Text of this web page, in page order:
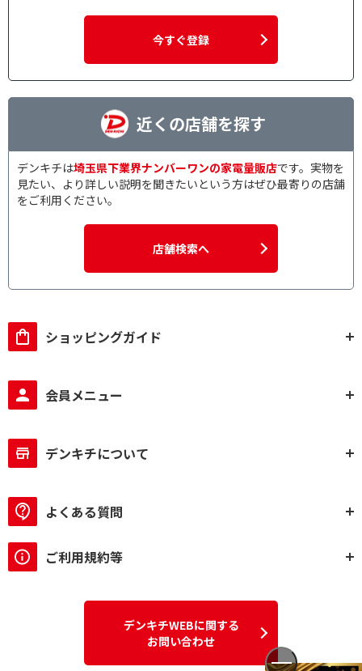
今すぐ登録
近くの店舗を探す
デンキチは埼玉県下業界ナンバーワンの家電量販店です。実物を
見たい、より詳しい説明を聞きたいという方はぜひ最寄りの店舗
をご利用ください。
店舗検索へ
ショッピングガイド
会員メニュー
デンキチについて
よくある質問
ご利用規約等
デンキチWEBに関する
お問い合わせ